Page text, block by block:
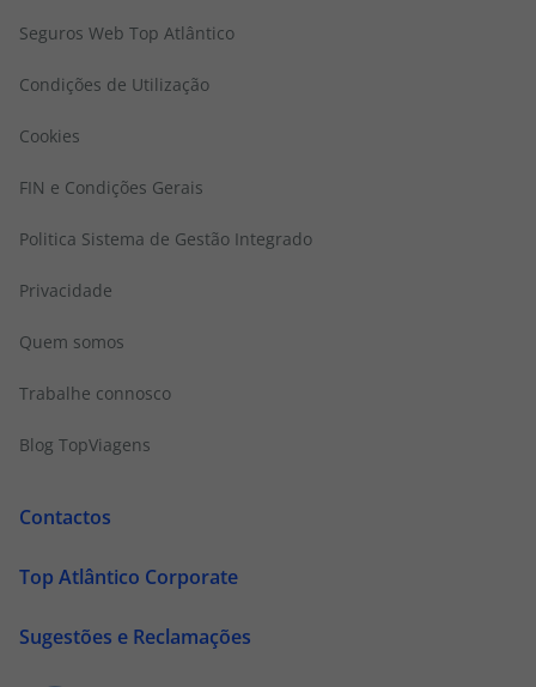
Seguros Web Top Atlântico
Condições de Utilização
Cookies
FIN e Condições Gerais
Politica Sistema de Gestão Integrado
Privacidade
Quem somos
Trabalhe connosco
Blog TopViagens
Contactos
Top Atlântico Corporate
Sugestões e Reclamações